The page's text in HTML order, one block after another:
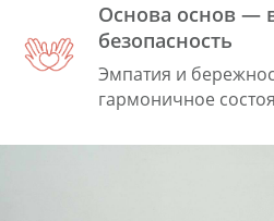
Основа основ —
безопасность
Эмпатия и
гармоничное